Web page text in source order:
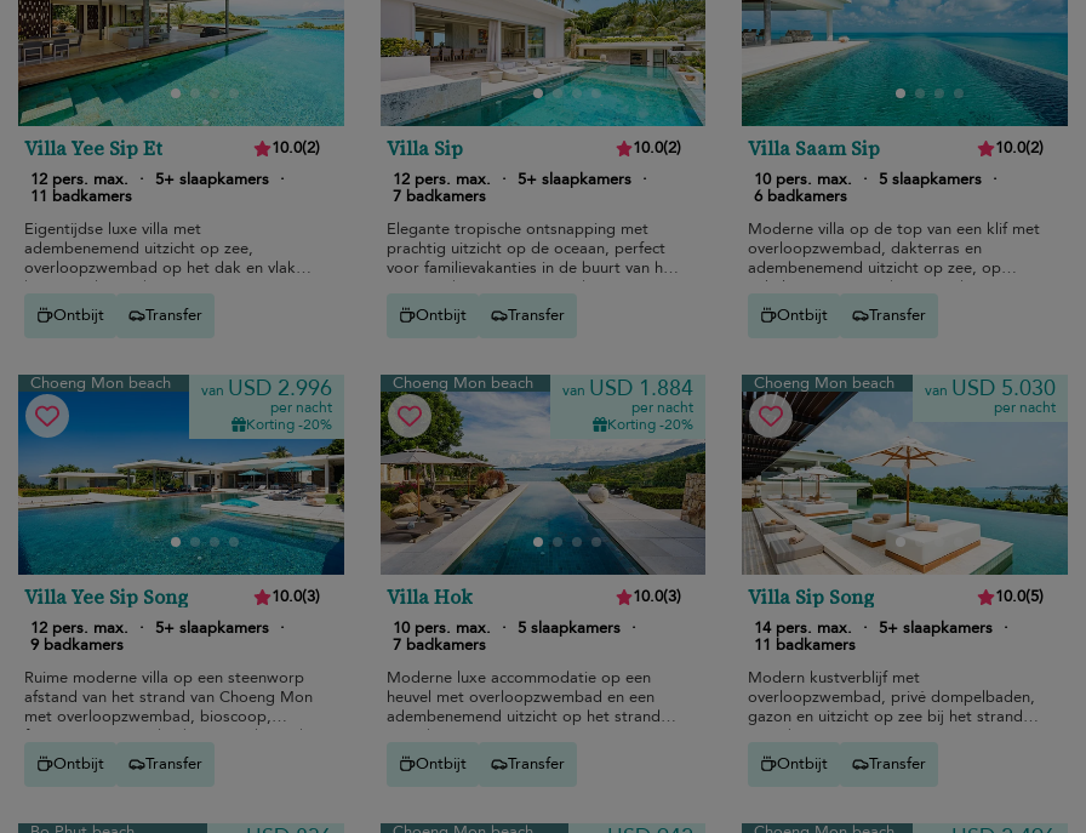
Villa Yee Sip Et 10.0(2)
12 pers. max.
· 5+ slaapkamers ·
11 badkamers
Eigentijdse luxe villa met
adembenemend uitzicht op zee,
overloopzwembad op het dak en vlakbij
het strand van Choeng Mon.
Ontbijt
Transfer
Villa Sip 10.0(2)
12 pers. max.
· 5+ slaapkamers ·
7 badkamers
Elegante tropische ontsnapping met
prachtig uitzicht op de oceaan, perfect
voor familievakanties in de buurt van het
rustige Choeng Mon strand.
Ontbijt
Transfer
Villa Saam Sip 10.0(2)
10 pers. max.
· 5 slaapkamers ·
6 badkamers
Moderne villa op de top van een klif met
overloopzwembad, dakterras en
adembenemend uitzicht op zee, op
enkele minuten van het strand van
Choeng Mon.
Ontbijt Transfer
Choeng Mon beach van USD 2.996
per nacht
Korting -20%
Villa Yee Sip Song 10.0(3)
12 pers. max.
· 5+ slaapkamers ·
9 badkamers
Ruime moderne villa op een steenworp
afstand van het strand van Choeng Mon
met overloopzwembad, bioscoop,
fitnessruimte en adembenemend uitzicht
op zee voor een ontspannen luxe
vakantie.
Ontbijt Transfer
Choeng Mon beach van USD 1.884
per nacht
Korting -20%
Villa Hok 10.0(3)
10 pers. max.
· 5 slaapkamers ·
7 badkamers
Moderne luxe accommodatie op een
heuvel met overloopzwembad en een
adembenemend uitzicht op het strand
van Choeng Mon, op een paar minuten
van het strand en restaurants aan zee.
Ontbijt Transfer
Choeng Mon beach van USD 5.030
per nacht
Villa Sip Song 10.0(5)
14 pers. max.
· 5+ slaapkamers ·
11 badkamers
Modern kustverblijf met
overloopzwembad, privé dompelbaden,
gazon en uitzicht op zee bij het strand
van Choeng Mon.
Ontbijt
Transfer